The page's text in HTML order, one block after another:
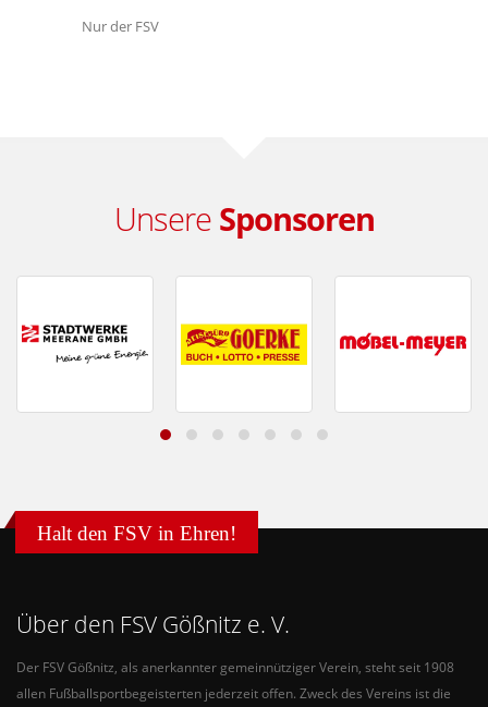
Nur der FSV
Unsere Sponsoren
Halt den FSV in Ehren!
Über den FSV Gößnitz e. V.
Der FSV Gößnitz, als anerkannter gemeinnütziger Verein, steht seit 1908
allen Fußballsportbegeisterten jederzeit offen. Zweck des Vereins ist die